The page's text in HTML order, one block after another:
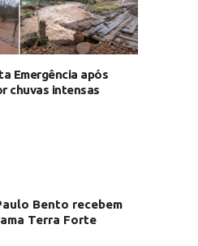
Emergência após
chuvas intensas
Bento recebem
Terra Forte